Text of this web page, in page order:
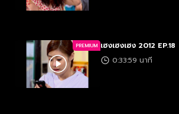
PREMIUM เฮงเฮงเฮง 2012 EP.18
0:33:59 นาที